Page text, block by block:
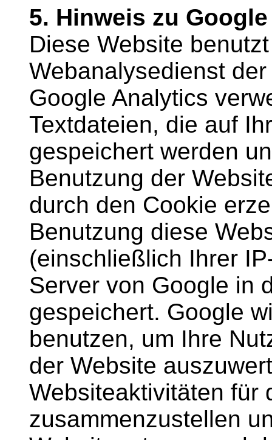
5. Hinweis zu
Diese Website
Webanalysedienst der
Google Analytics
Textdateien, die auf
gespeichert werden
Benutzung der
durch den Cookie
Benutzung diese
(einschließlich Ihrer
Server von Google in
gespeichert. Google
benutzen, um Ihre
der Website
Websiteaktivitäten für
zusammenzustellen